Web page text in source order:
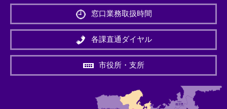
外
リ
ン
＞
窓口業務取扱時間
各課直通ダイヤル
市役所・支所